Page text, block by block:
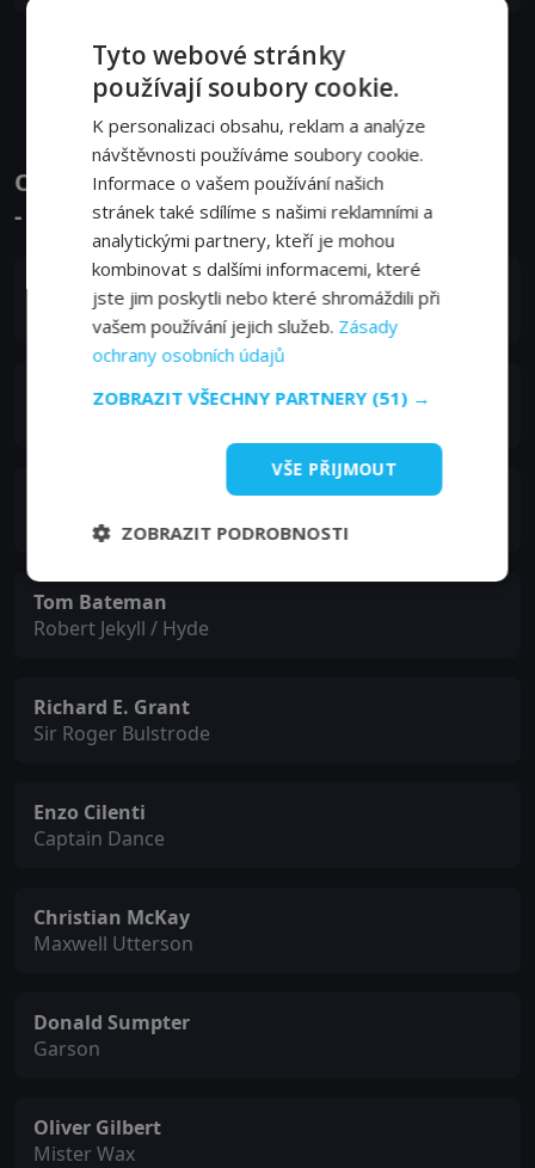
Zobrazit další epizody
Obsazení filmu nebo pořadu Jekyll a Hyde
- Herci a tvůrci
Michael Karim
Ravi Najaran
Stephanie Hyam
Tom Bateman
Robert Jekyll / Hyde
Richard E. Grant
Sir Roger Bulstrode
Enzo Cilenti
Captain Dance
Christian McKay
Maxwell Utterson
Donald Sumpter
Garson
Oliver Gilbert
Mister Wax
Tyto webové stránky
používají soubory cookie.
K personalizaci obsahu, reklam a analýze
návštěvnosti používáme soubory cookie.
Informace o vašem používání našich
stránek také sdílíme s našimi reklamními a
analytickými partnery, kteří je mohou
kombinovat s dalšími informacemi, které
jste jim poskytli nebo které shromáždili při
vašem používání jejich služeb. Zásady
ochrany osobních údajů
ZOBRAZIT VŠECHNY PARTNERY (51) →
VŠE PŘIJMOUT
ZOBRAZIT PODROBNOSTI